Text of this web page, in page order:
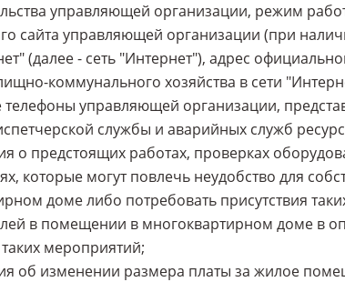
управляющей организации, режим
сайта управляющей организации (при
(далее - сеть "Интернет"), адрес
коммунального хозяйства в сети
телефоны управляющей организации,
службы и аварийных служб
о предстоящих работах, проверках
которые могут повлечь неудобство для
доме либо потребовать присутствия
в помещении в многоквартирном доме в
мероприятий;
об изменении размера платы за жилое